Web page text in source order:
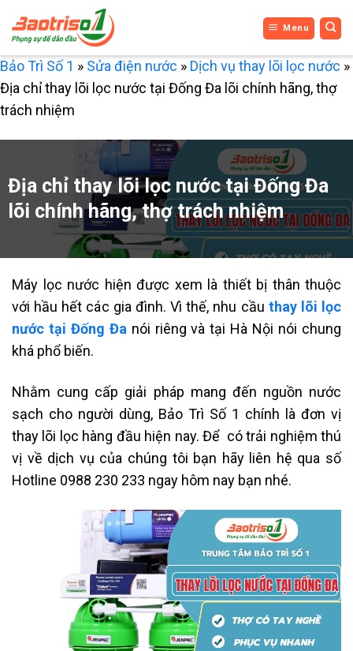
qua
nội
dung
Menu
Bảo Trì Số 1 » Sửa điện nước » Dịch vụ thay lõi lọc nước »
Địa chỉ thay lõi lọc nước tại Đống Đa lõi chính hãng, thợ
trách nhiệm
Địa chỉ thay lõi lọc nước tại Đống Đa
lõi chính hãng, thợ trách nhiệm
Máy lọc nước hiện được xem là thiết bị thân thuộc
với hầu hết các gia đình. Vì thế, nhu cầu thay lõi lọc
nước tại Đống Đanói riêng và tại Hà Nội nói chung
khá phổ biến.
Nhằm cung cấp giải pháp mang đến nguồn nước
sạch cho người dùng, Bảo Trì Số 1 chính là đơn vị
thay lõi lọc hàng đầu hiện nay. Để có trải nghiệm thú
vị về dịch vụ của chúng tôi bạn hãy liên hệ qua số
Hotline 0988 230 233 ngay hôm nay bạn nhé.